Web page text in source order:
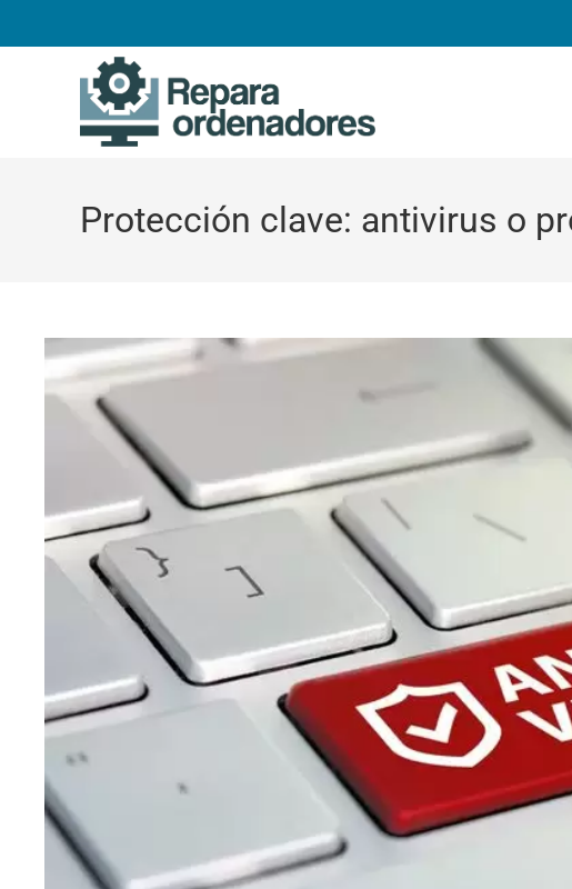
Protección clave: antivirus o